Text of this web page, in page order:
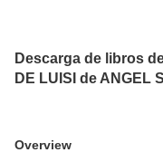
Descarga de libros
DE LUISI de ANGEL
Overview